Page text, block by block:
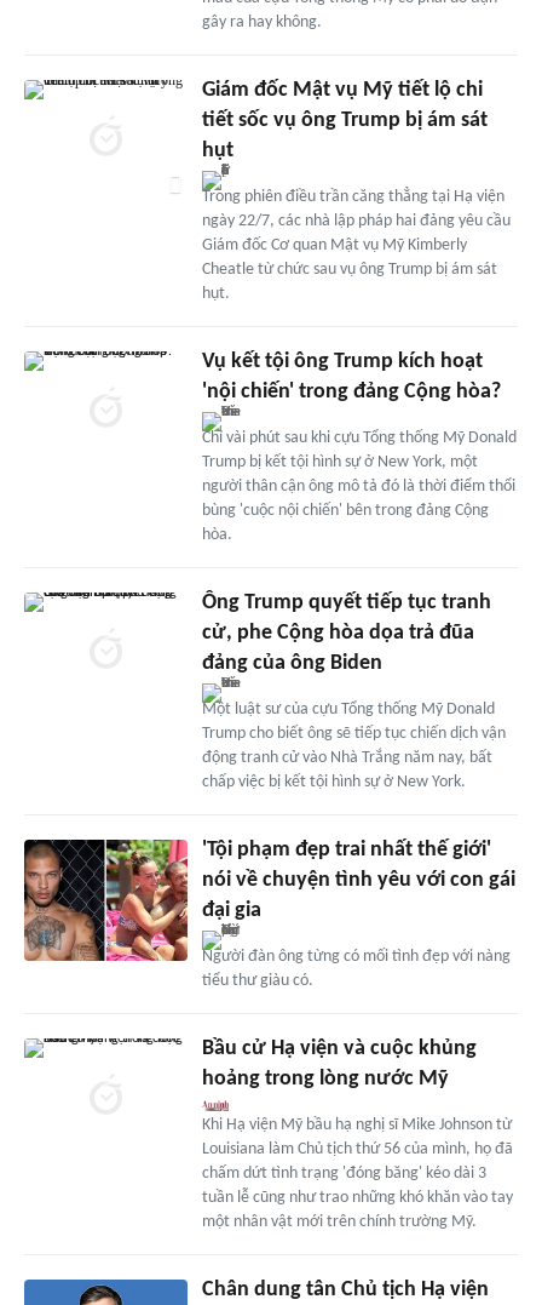
gây ra hay không.
Giám đốc Mật vụ Mỹ tiết lộ chi
tiết sốc vụ ông Trump bị ám sát
hụt
Trong phiên điều trần căng thẳng tại Hạ viện
ngày 22/7, các nhà lập pháp hai đảng yêu cầu
Giám đốc Cơ quan Mật vụ Mỹ Kimberly
Cheatle từ chức sau vụ ông Trump bị ám sát
hụt.
Vụ kết tội ông Trump kích hoạt
'nội chiến' trong đảng Cộng hòa?
Chỉ vài phút sau khi cựu Tổng thống Mỹ Donald
Trump bị kết tội hình sự ở New York, một
người thân cận ông mô tả đó là thời điểm thổi
bùng 'cuộc nội chiến' bên trong đảng Cộng
hòa.
Ông Trump quyết tiếp tục tranh
cử, phe Cộng hòa dọa trả đũa
đảng của ông Biden
Một luật sư của cựu Tổng thống Mỹ Donald
Trump cho biết ông sẽ tiếp tục chiến dịch vận
động tranh cử vào Nhà Trắng năm nay, bất
chấp việc bị kết tội hình sự ở New York.
'Tội phạm đẹp trai nhất thế giới'
nói về chuyện tình yêu với con gái
đại gia
Người đàn ông từng có mối tình đẹp với nàng
tiểu thư giàu có.
Bầu cử Hạ viện và cuộc khủng
hoảng trong lòng nước Mỹ
Khi Hạ viện Mỹ bầu hạ nghị sĩ Mike Johnson từ
Louisiana làm Chủ tịch thứ 56 của mình, họ đã
chấm dứt tình trạng 'đóng băng' kéo dài 3
tuần lễ cũng như trao những khó khăn vào tay
một nhân vật mới trên chính trường Mỹ.
Chân dung tân Chủ tịch Hạ viện